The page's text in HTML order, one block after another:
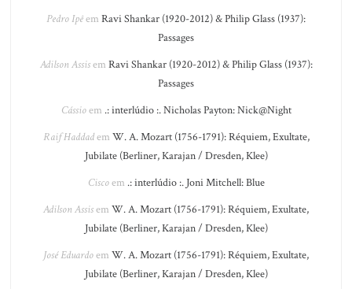
Pedro Ipêem Ravi Shankar (1920-2012) & Philip Glass (1937):
Passages
Adilson Assisem Ravi Shankar (1920-2012) & Philip Glass (1937):
Passages
Cássioem .: interlúdio :. Nicholas Payton: Nick@Night
Raif Haddadem W. A. Mozart (1756-1791): Réquiem, Exultate,
Jubilate (Berliner, Karajan / Dresden, Klee)
Ciscoem .: interlúdio :. Joni Mitchell: Blue
Adilson Assisem W. A. Mozart (1756-1791): Réquiem, Exultate,
Jubilate (Berliner, Karajan / Dresden, Klee)
José Eduardoem W. A. Mozart (1756-1791): Réquiem, Exultate,
Jubilate (Berliner, Karajan / Dresden, Klee)